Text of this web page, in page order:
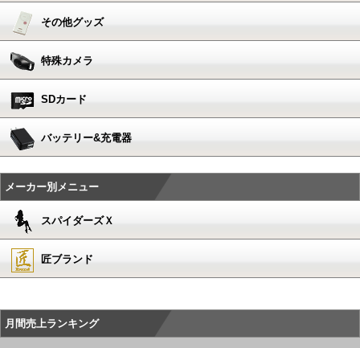
その他グッズ
特殊カメラ
SDカード
バッテリー&充電器
メーカー別メニュー
スパイダーズＸ
匠ブランド
月間売上ランキング